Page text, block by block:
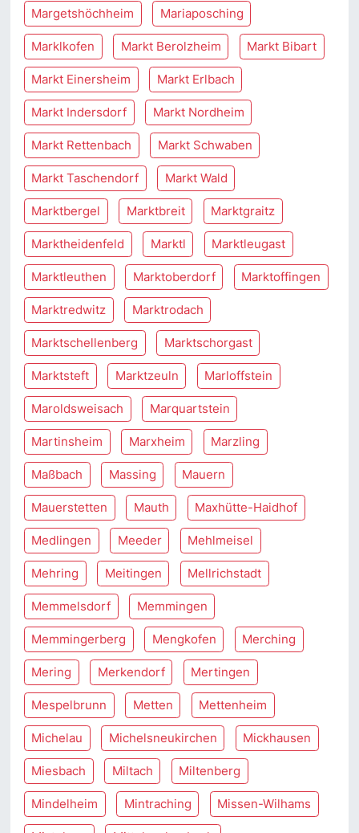
Margetshöchheim Mariaposching
Marklkofen Markt Berolzheim Markt Bibart
Markt Einersheim Markt Erlbach
Markt Indersdorf Markt Nordheim
Markt Rettenbach Markt Schwaben
Markt Taschendorf Markt Wald
Marktbergel Marktbreit Marktgraitz
Marktheidenfeld Marktl Marktleugast
Marktleuthen Marktoberdorf Marktoffingen
Marktredwitz Marktrodach
Marktschellenberg Marktschorgast
Marktsteft Marktzeuln Marloffstein
Maroldsweisach Marquartstein
Martinsheim Marxheim Marzling
Maßbach Massing Mauern
Mauerstetten Mauth Maxhütte-Haidhof
Medlingen Meeder Mehlmeisel
Mehring Meitingen Mellrichstadt
Memmelsdorf Memmingen
Memmingerberg Mengkofen Merching
Mering Merkendorf Mertingen
Mespelbrunn Metten Mettenheim
Michelau Michelsneukirchen Mickhausen
Miesbach Miltach Miltenberg
Mindelheim Mintraching Missen-Wilhams